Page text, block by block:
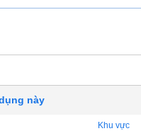
này
Khu vực